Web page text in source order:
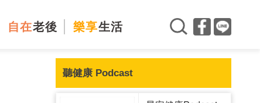
自在老後 樂享生活
聽健康 Podcast